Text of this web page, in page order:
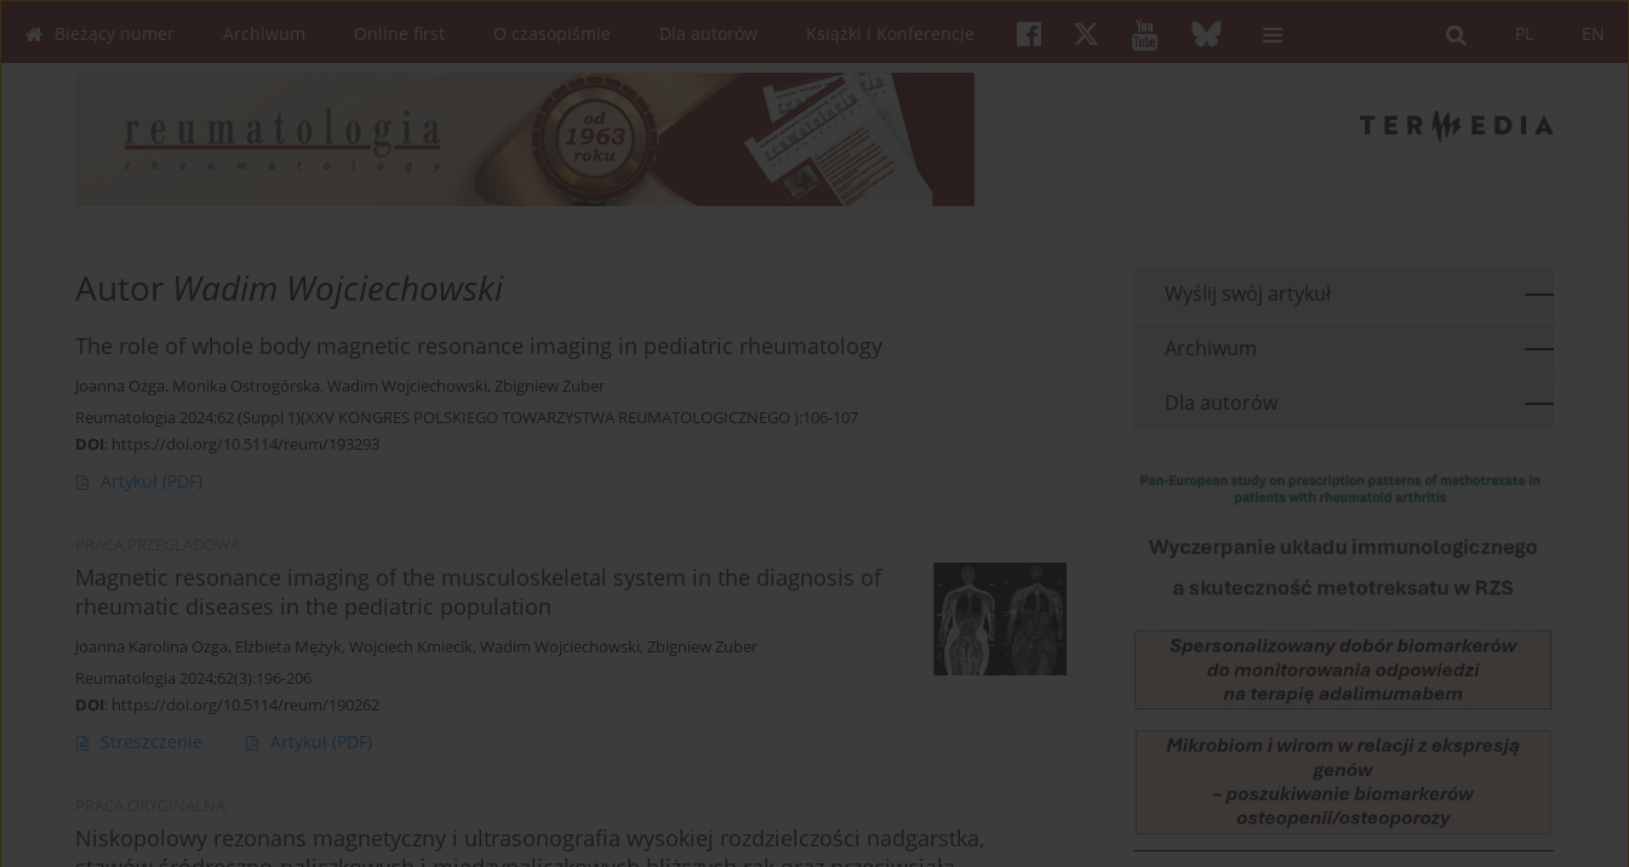
EN
PL
Bieżący numer Archiwum Online first O czasopiśmie Dla autorów Książki i Konferencje
Autor Wadim Wojciechowski
The role of whole body magnetic resonance imaging in pediatric rheumatology
Joanna Ożga, Monika Ostrogórska, Wadim Wojciechowski, Zbigniew Żuber
Reumatologia 2024;62 (Suppl 1)(XXV KONGRES POLSKIEGO TOWARZYSTWA REUMATOLOGICZNEGO ):106-107
DOI: https://doi.org/10.5114/reum/193293
Artykuł (PDF)
Magnetic resonance imaging of the musculoskeletal system in the diagnosis of
rheumatic diseases in the pediatric population
Joanna Karolina Ożga, Elżbieta Mężyk, Wojciech Kmiecik, Wadim Wojciechowski, Zbigniew Żuber
Reumatologia 2024;62(3):196-206
DOI: https://doi.org/10.5114/reum/190262
Streszczenie Artykuł (PDF)
Niskopolowy rezonans magnetyczny i ultrasonografia wysokiej rozdzielczości nadgarstka,
Wyślij swój artykuł
Archiwum
Dla autorów